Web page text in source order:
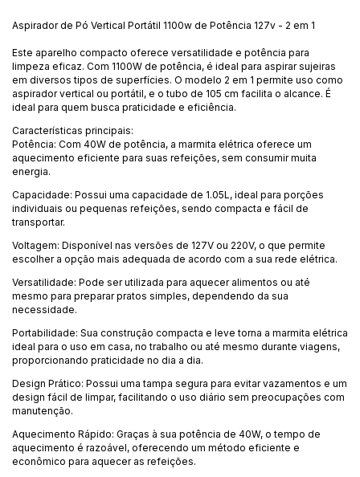
Aspirador de Pó Vertical Portátil 1100w de Potência 127v - 2 em 1
Este aparelho compacto oferece versatilidade e potência para
limpeza eficaz. Com 1100W de potência, é ideal para aspirar sujeiras
em diversos tipos de superfícies. O modelo 2 em 1 permite uso como
aspirador vertical ou portátil, e o tubo de 105 cm facilita o alcance. É
ideal para quem busca praticidade e eficiência.
Características principais:
Potência: Com 40W de potência, a marmita elétrica oferece um
aquecimento eficiente para suas refeições, sem consumir muita
energia.
Capacidade: Possui uma capacidade de 1.05L, ideal para porções
individuais ou pequenas refeições, sendo compacta e fácil de
transportar.
Voltagem: Disponível nas versões de 127V ou 220V, o que permite
escolher a opção mais adequada de acordo com a sua rede elétrica.
Versatilidade: Pode ser utilizada para aquecer alimentos ou até
mesmo para preparar pratos simples, dependendo da sua
necessidade.
Portabilidade: Sua construção compacta e leve torna a marmita elétrica
ideal para o uso em casa, no trabalho ou até mesmo durante viagens,
proporcionando praticidade no dia a dia.
Design Prático: Possui uma tampa segura para evitar vazamentos e um
design fácil de limpar, facilitando o uso diário sem preocupações com
manutenção.
Aquecimento Rápido: Graças à sua potência de 40W, o tempo de
aquecimento é razoável, oferecendo um método eficiente e
econômico para aquecer as refeições.